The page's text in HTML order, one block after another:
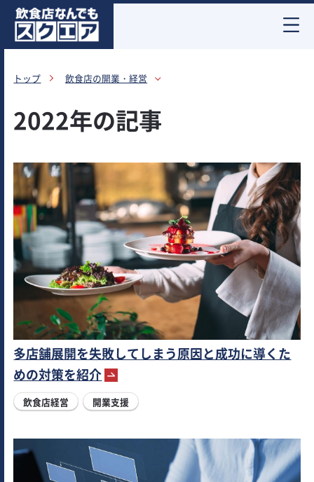
トップ 飲食店の開業・経営
2022年の記事
多店舗展開を失敗してしまう原因と成功に導くた
めの対策を紹介
飲食店経営 開業支援